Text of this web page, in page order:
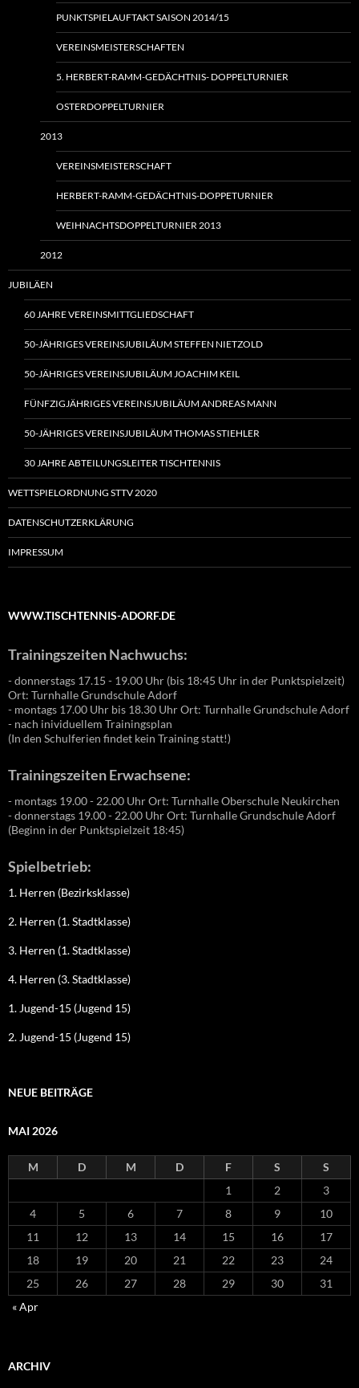
PUNKTSPIELAUFTAKT SAISON 2014/15
VEREINSMEISTERSCHAFTEN
5. HERBERT-RAMM-GEDÄCHTNIS- DOPPELTURNIER
OSTERDOPPELTURNIER
2013
VEREINSMEISTERSCHAFT
HERBERT-RAMM-GEDÄCHTNIS-DOPPETURNIER
WEIHNACHTSDOPPELTURNIER 2013
2012
JUBILÄEN
60 JAHRE VEREINSMITTGLIEDSCHAFT
50-JÄHRIGES VEREINSJUBILÄUM STEFFEN NIETZOLD
50-JÄHRIGES VEREINSJUBILÄUM JOACHIM KEIL
FÜNFZIGJÄHRIGES VEREINSJUBILÄUM ANDREAS MANN
50-JÄHRIGES VEREINSJUBILÄUM THOMAS STIEHLER
30 JAHRE ABTEILUNGSLEITER TISCHTENNIS
WETTSPIELORDNUNG STTV 2020
DATENSCHUTZERKLÄRUNG
IMPRESSUM
WWW.TISCHTENNIS-ADORF.DE
Trainingszeiten Nachwuchs:
- donnerstags 17.15 - 19.00 Uhr (bis 18:45 Uhr in der Punktspielzeit)
Ort: Turnhalle Grundschule Adorf
- montags 17.00 Uhr bis 18.30 Uhr Ort: Turnhalle Grundschule Adorf
- nach inividuellem Trainingsplan
(In den Schulferien findet kein Training statt!)
Trainingszeiten Erwachsene:
- montags 19.00 - 22.00 Uhr Ort: Turnhalle Oberschule Neukirchen
- donnerstags 19.00 - 22.00 Uhr Ort: Turnhalle Grundschule Adorf
(Beginn in der Punktspielzeit 18:45)
Spielbetrieb:
1. Herren (Bezirksklasse)
2. Herren (1. Stadtklasse)
3. Herren (1. Stadtklasse)
4. Herren (3. Stadtklasse)
1. Jugend-15 (Jugend 15)
2. Jugend-15 (Jugend 15)
NEUE BEITRÄGE
MAI 2026
M D M D F S
S
1
2
3
4
5 6 7 8 9
10
11
12 13 14 15 16
17
18
19 20 21 22 23
24
25
26 27 28 29 30
31
« Apr
ARCHIV